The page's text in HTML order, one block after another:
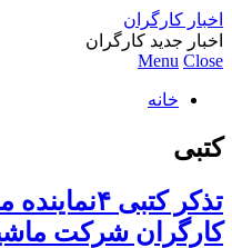
اخبار کارگران
اخبار جدید کارگران
Menu Close
خانه
کتبی
تذکر کتبی
کارگران شرکت